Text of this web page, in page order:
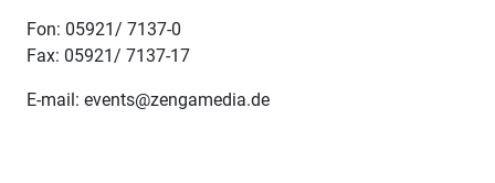
Fon: 05921/ 7137-0
Fax: 05921/ 7137-17
E-mail: events@zengamedia.de